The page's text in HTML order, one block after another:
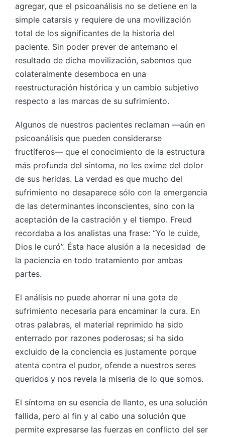
agregar, que el psicoanálisis no se detiene en la
simple catarsis y requiere de una movilización
total de los significantes de la historia del
paciente. Sin poder prever de antemano el
resultado de dicha movilización, sabemos que
colateralmente desemboca en una
reestructuración histórica y un cambio subjetivo
respecto a las marcas de su sufrimiento.
Algunos de nuestros pacientes reclaman ―aún en
psicoanálisis que pueden considerarse
fructíferos― que el conocimiento de la estructura
más profunda del síntoma, no les exime del dolor
de sus heridas. La verdad es que mucho del
sufrimiento no desaparece sólo con la emergencia
de las determinantes inconscientes, sino con la
aceptación de la castración y el tiempo. Freud
recordaba a los analistas una frase: “Yo le cuide,
Dios le curó”. Ésta hace alusión a la necesidad de
la paciencia en todo tratamiento por ambas
partes.
El análisis no puede ahorrar ni una gota de
sufrimiento necesaria para encaminar la cura. En
otras palabras, el material reprimido ha sido
enterrado por razones poderosas; si ha sido
excluido de la conciencia es justamente porque
atenta contra el pudor, ofende a nuestros seres
queridos y nos revela la miseria de lo que somos.
El síntoma en su esencia de llanto, es una solución
fallida, pero al fin y al cabo una solución que
permite expresarse las fuerzas en conflicto del ser